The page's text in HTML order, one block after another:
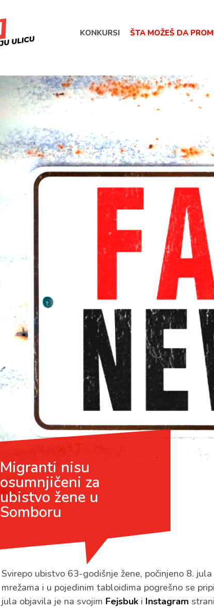
KONKURSI ŠTA MOŽEŠ DA
Migranti nisu
osumnjičeni za
ubistvo žene u
Somboru
Svirepo ubistvo 63-godišnje žene, počinjeno 8.
mrežama i u pojedinim tabloidima pogrešno se
jula objavila je na svojim Fejsbuk i Instagram